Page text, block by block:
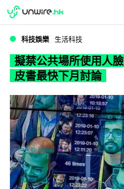
WWDC 2026
科技娛樂 生活科技
擬禁公共場所使用人
皮書最快下月討論